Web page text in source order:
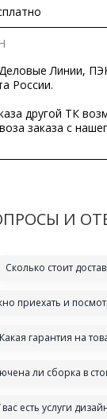
Линии,
России.
другой ТК
заказа с
И
Сколько стоит
приехать и
Какая гарантия на
ли сборка в
вас есть услуги